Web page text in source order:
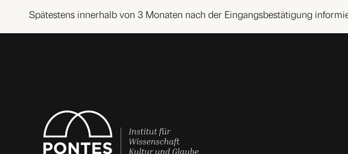
Spätestens innerhalb von 3 Monaten nach der Eingangsbestätigung